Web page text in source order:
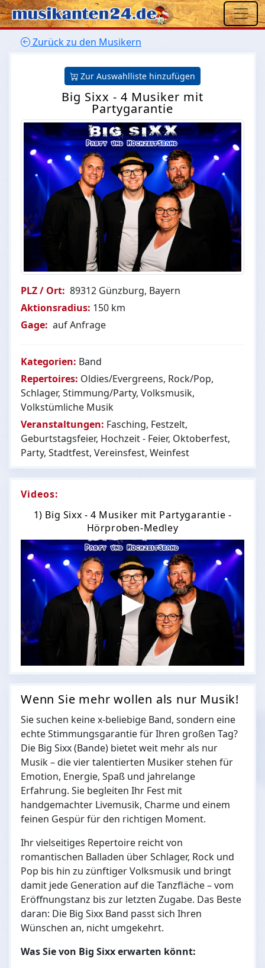
Zurück zu den Musikern
Zur Auswahlliste hinzufügen
Big Sixx - 4 Musiker mit
Partygarantie
PLZ / Ort: 89312 Günzburg, Bayern
Aktionsradius: 150 km
Gage: auf Anfrage
Kategorien: Band
Repertoires: Oldies/Evergreens, Rock/Pop,
Schlager, Stimmung/Party, Volksmusik,
Volkstümliche Musik
Veranstaltungen: Fasching, Festzelt,
Geburtstagsfeier, Hochzeit - Feier, Oktoberfest,
Party, Stadtfest, Vereinsfest, Weinfest
Videos:
1) Big Sixx - 4 Musiker mit Partygarantie -
Hörproben-Medley
Wenn Sie mehr wollen als nur Musik!
Sie suchen keine x-beliebige Band, sondern eine
echte Stimmungsgarantie für Ihren großen Tag?
Die Big Sixx (Bande) bietet weit mehr als nur
Musik – die vier talentierten Musiker stehen für
Emotion, Energie, Spaß und jahrelange
Erfahrung. Sie begleiten Ihr Fest mit
handgemachter Livemusik, Charme und einem
feinen Gespür für den richtigen Moment.
Ihr vielseitiges Repertoire reicht von
romantischen Balladen über Schlager, Rock und
Pop bis hin zu zünftiger Volksmusik und bringt
damit jede Generation auf die Tanzfläche – vom
Eröffnungstanz bis zur letzten Zugabe. Das Beste
daran: Die Big Sixx Band passt sich Ihren
Wünschen an, nicht umgekehrt.
Was Sie von Big Sixx erwarten könnt: